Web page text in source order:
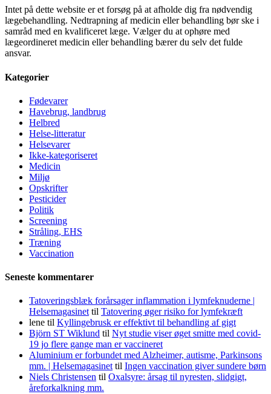
Intet på dette website er et forsøg på at afholde dig fra nødvendig
lægebehandling. Nedtrapning af medicin eller behandling bør ske i
samråd med en kvalificeret læge. Vælger du at ophøre med
lægeordineret medicin eller behandling bærer du selv det fulde
ansvar.
Kategorier
Fødevarer
Havebrug, landbrug
Helbred
Helse-litteratur
Helsevarer
Ikke-kategoriseret
Medicin
Miljø
Opskrifter
Pesticider
Politik
Screening
Stråling, EHS
Træning
Vaccination
Seneste kommentarer
Tatoveringsblæk forårsager inflammation i lymfeknuderne |
Helsemagasinettil Tatovering øger risiko for lymfekræft
lene til Kyllingebrusk er effektivt til behandling af gigt
Björn ST Wiklund til Nyt studie viser øget smitte med covid-
19 jo flere gange man er vaccineret
Aluminium er forbundet med Alzheimer, autisme, Parkinsons
mm. | Helsemagasinettil Ingen vaccination giver sundere børn
Niels Christensen til Oxalsyre: årsag til nyresten, slidgigt,
åreforkalkning mm.